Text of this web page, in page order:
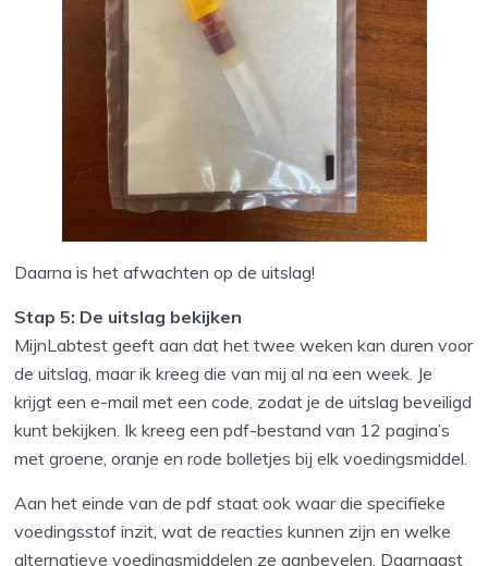
Daarna is het afwachten op de uitslag!
Stap 5: De uitslag bekijken
MijnLabtest geeft aan dat het twee weken kan duren voor
de uitslag, maar ik kreeg die van mij al na een week. Je
krijgt een e-mail met een code, zodat je de uitslag beveiligd
kunt bekijken. Ik kreeg een pdf-bestand van 12 pagina’s
met groene, oranje en rode bolletjes bij elk voedingsmiddel.
Aan het einde van de pdf staat ook waar die specifieke
voedingsstof inzit, wat de reacties kunnen zijn en welke
alternatieve voedingsmiddelen ze aanbevelen. Daarnaast